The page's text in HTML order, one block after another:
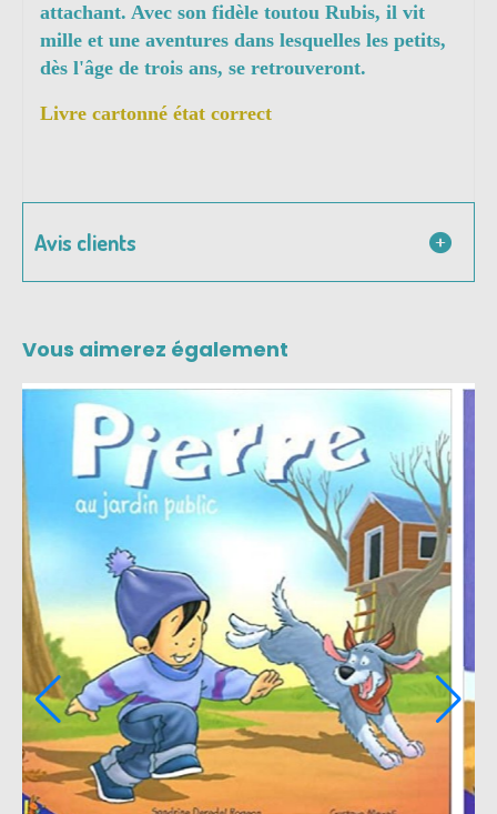
attachant. Avec son fidèle toutou Rubis, il vit
mille et une aventures dans lesquelles les petits,
dès l'âge de trois ans, se retrouveront.
Livre cartonné état correct
Avis clients
Vous aimerez également